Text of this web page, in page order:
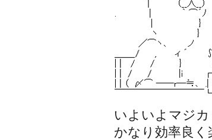
いよいよマジカ
かなり効率良く